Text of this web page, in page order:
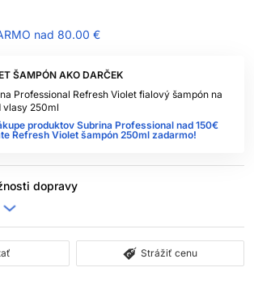
ŠAMPÓN AKO DARČEK
Professional Refresh Violet fialový šampón na
vlasy 250ml
produktov Subrina Professional nad 150€
Refresh Violet šampón 250ml zadarmo!
nad 80.00 €
dopravy
Strážiť cenu